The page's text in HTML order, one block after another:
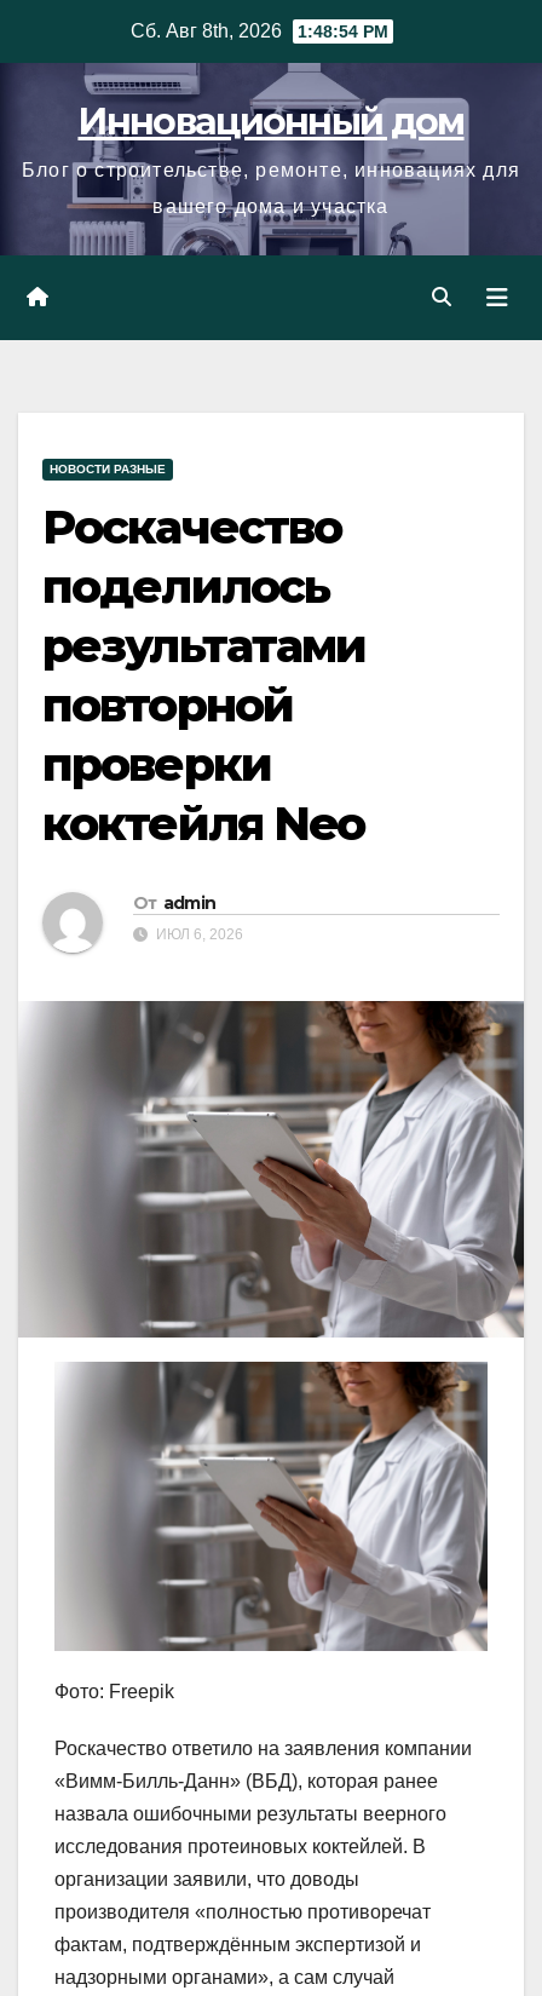
Сб. Авг 8th, 2026 1:48:55 PM
Инновационный дом
Блог о строительстве, ремонте, инновациях для
вашего дома и участка
НОВОСТИ РАЗНЫЕ
Роскачество
поделилось
результатами
повторной
проверки
коктейля Neo
От admin
ИЮЛ 6, 2026
Фото: Freepik
Роскачество ответило на заявления компании
«Вимм-Билль-Данн» (ВБД), которая ранее
назвала ошибочными результаты веерного
исследования протеиновых коктейлей. В
организации заявили, что доводы
производителя «полностью противоречат
фактам, подтверждённым экспертизой и
надзорными органами», а сам случай